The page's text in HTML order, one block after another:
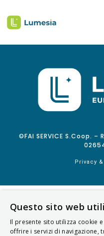
©FAI SERVICE S.Coop. –
Privacy
Questo sito web
Il presente sito utilizza cookie
offrire i servizi di navigazione,